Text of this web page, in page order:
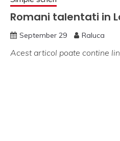
Romani talentati in
September 29 Raluca
Acest articol poate contine